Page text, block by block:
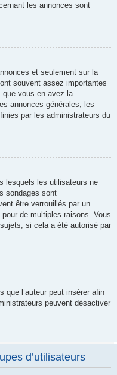
les annonces sont
et seulement sur la
souvent assez importantes
vous en avez la
annonces générales, les
par les administrateurs du
lesquels les utilisateurs ne
sondages sont
être verrouillés par un
de multiples raisons. Vous
si cela a été autorisé par
que l’auteur peut insérer afin
peuvent désactiver
d’utilisateurs